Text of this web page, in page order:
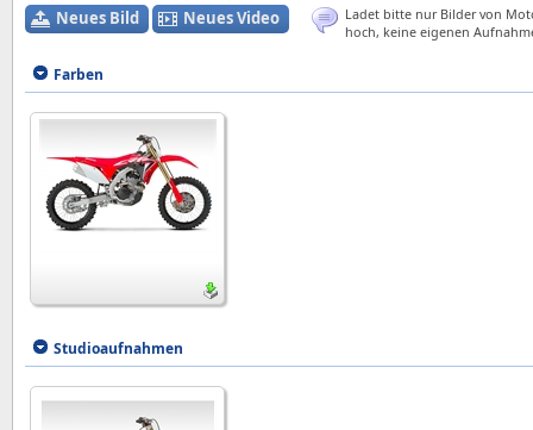
Neues Bild Neues Video
Ladet bitte nur Bilder von
hoch, keine eigenen
Farben
Studioaufnahmen